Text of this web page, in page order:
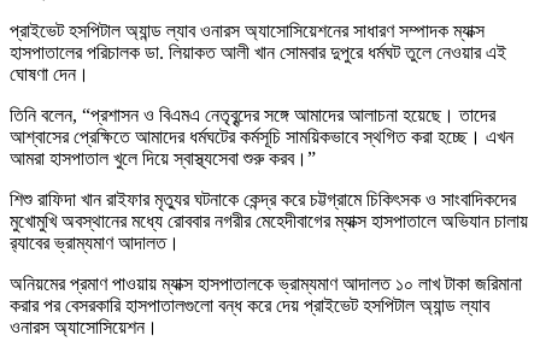
প্রাইভেট হসপিটাল অ্যান্ড ল্যাব ওনারস অ্যাসোসিয়েশনের সাধারণ সম্পাদক ম্যাক্স
হাসপাতালের পরিচালক ডা. লিয়াকত আলী খান সোমবার দুপুরে ধর্মঘট তুলে নেওয়ার এই
ঘোষণা দেন।
তিনি বলেন, “প্রশাসন ও বিএমএ নেতৃবৃন্দের সঙ্গে আমাদের আলাচনা হয়েছে। তাদের
আশ্বাসের প্রেক্ষিতে আমাদের ধর্মঘটের কর্মসূচি সাময়িকভাবে স্থগিত করা হচ্ছে। এখন
আমরা হাসপাতাল খুলে দিয়ে স্বাস্থ্যসেবা শুরু করব।”
শিশু রাফিদা খান রাইফার মৃত্যুর ঘটনাকে কেন্দ্র করে চট্টগ্রামে চিকিৎসক ও সাংবাদিকদের
মুখোমুখি অবস্থানের মধ্যে রোববার নগরীর মেহেদীবাগের ম্যাক্স হাসপাতালে অভিযান চালায়
র‌্যাবের ভ্রাম্যমাণ আদালত।
অনিয়মের প্রমাণ পাওয়ায় ম্যাক্স হাসপাতালকে ভ্রাম্যমাণ আদালত ১০ লাখ টাকা জরিমানা
করার পর বেসরকারি হাসপাতালগুলো বন্ধ করে দেয় প্রাইভেট হসপিটাল অ্যান্ড ল্যাব
ওনারস অ্যাসোসিয়েশন।